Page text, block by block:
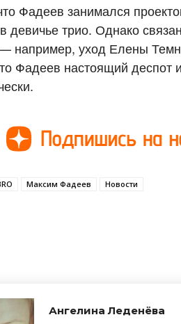
Фадеев занимался
девичье трио. Однако
например, уход Елены
Фадеев настоящий деспот
Максим Фадеев Новости
Ангелина Леденёва